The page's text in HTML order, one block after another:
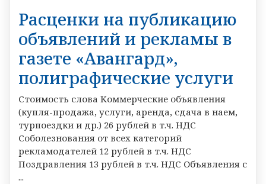
Расценки на публикацию
объявлений и рекламы в
газете «Авангард»,
полиграфические услуги
Стоимость слова Коммерческие объявления
(купля-продажа, услуги, аренда, сдача в наем,
турпоездки и др.) 26 рублей в т.ч. НДС
Соболезнования от всех категорий
рекламодателей 12 рублей в т.ч. НДС
Поздравления 13 рублей в т.ч. НДС Объявления с
...